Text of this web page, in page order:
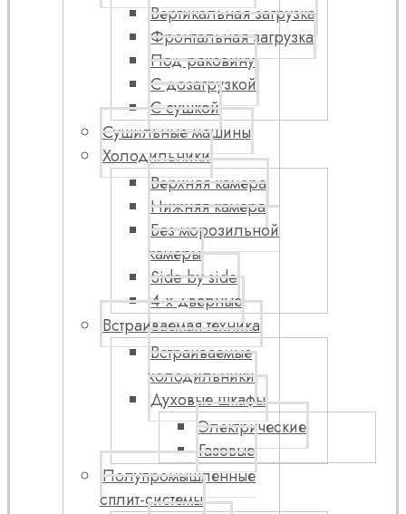
Вертикальная загрузка
Фронтальная загрузка
Под раковину
С дозагрузкой
С сушкой
Сушильные машины
Холодильники
Верхняя камера
Нижняя камера
Без морозильной
камеры
Side by side
4-х дверные
Встраиваемая техника
Встраиваемые
холодильники
Духовые шкафы
Электрические
Газовые
Полупромышленные
сплит-системы